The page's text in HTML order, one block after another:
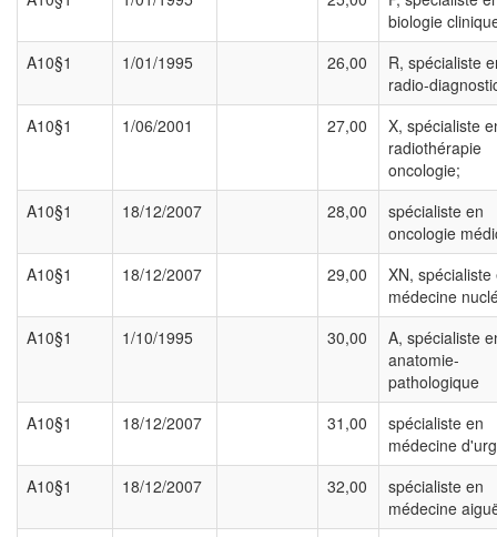
biologie
A10§1
1/01/1995 26,00
R, spécialiste
radio-
A10§1
1/06/2001 27,00
X, spécialiste
radiothérapie
oncologie;
A10§1
18/12/2007 28,00
spécialiste en
oncologie
A10§1
18/12/2007 29,00
XN, spécialiste
médecine
A10§1
1/10/1995 30,00
A, spécialiste
anatomie-
pathologique
A10§1
18/12/2007 31,00
spécialiste en
médecine
A10§1
18/12/2007 32,00
spécialiste en
médecine